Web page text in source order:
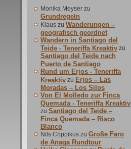
Monika Meyser zu
Grundregeln
Klaus zu Wanderungen –
geografisch geordnet
Wandern in Santiago del
Teide - Teneriffa Kreaktiv zu
Santiago del Teide nach
Puerto de Santiago
Rund um Erjos - Teneriffa
Kreaktiv zu Erjos – Las
Moradas – Los Silos
Von El Molledo zur Finca
Quemada - Teneriffa Kreaktiv
zu Santiago del Teide –
Finca Quemada – Risco
Blanco
Nils Cöppikus zu Große Faro
de Anaga Rundtour